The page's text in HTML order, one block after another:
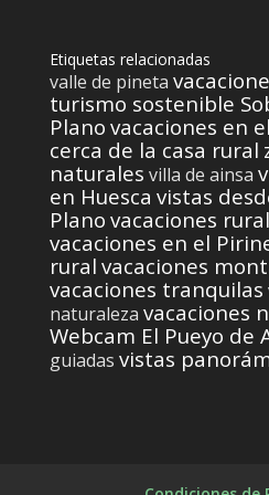
Etiquetas relacionadas
valle de pineta
turismo sostenible
Plano vacaciones en
cerca de la casa rural
naturales villa de ainsa
en Huesca vistas
Plano vacaciones
vacaciones en el
rural vacaciones
vacaciones tranquilas
naturaleza vacaciones
Webcam El Pueyo de
guiadas vistas